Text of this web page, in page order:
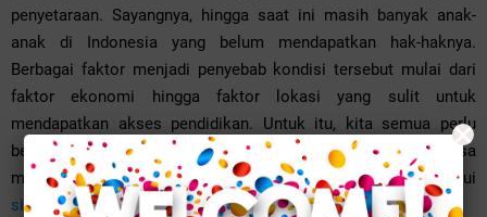
penyetaraan. Sayangnya, hingga saat ini masih banyak anak-
anak di Indonesia yang belum mendapatkan hak-haknya.
Berbagai faktor menjadi penyebab kondisi tersebut mulai dari
faktor ekonomi hingga faktor lokasi yang sulit untuk
mendapatkan akses pendidikan. Untuk itu, kita semua perlu
berpartisipasi dalam mendukung anak-anak agar bisa
mendapatkan haknya dengan cara melakukan donasi melalui
situs donasi online
×